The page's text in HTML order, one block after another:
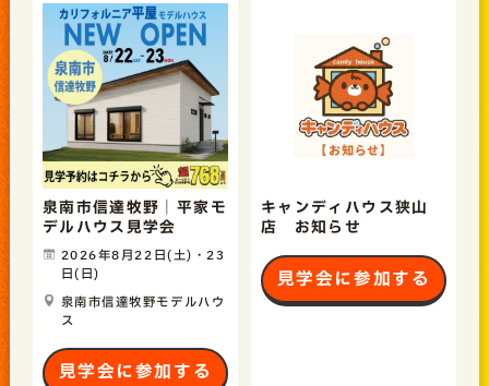
泉南市信達牧野｜平家モ
デルハウス見学会
2026年8月22日(土)・23
日(日)
泉南市信達牧野モデルハウ
ス
見学会に参加する
キャンディハウス狭山
店 お知らせ
見学会に参加する